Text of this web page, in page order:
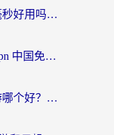
海外党必看：Quickback和六毫秒好用吗？3步选对回国加速器，无缝刷国内剧玩游戏
海外党避坑指南：别再迷信“vpn 中国免费”，选对回国加速器才能无缝刷国内资源
海外党必看：Quickback和西游哪个好？3个维度教你选对回国加速器